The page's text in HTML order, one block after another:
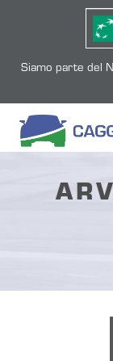
Siamo parte del